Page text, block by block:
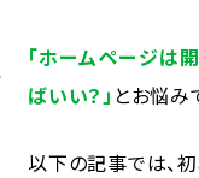
「ホームページは
ばいい？」 とお悩み
以下の記事では、